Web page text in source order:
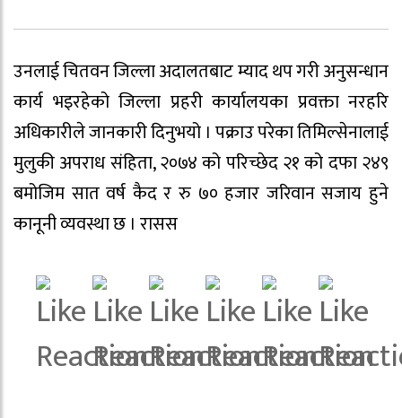
उनलाई चितवन जिल्ला अदालतबाट म्याद थप गरी अनुसन्धान
कार्य भइरहेको जिल्ला प्रहरी कार्यालयका प्रवक्ता नरहरि
अधिकारीले जानकारी दिनुभयो । पक्राउ परेका तिमिल्सेनालाई
मुलुकी अपराध संहिता, २०७४ को परिच्छेद २१ को दफा २४९
बमोजिम सात वर्ष कैद र रु ७० हजार जरिवान सजाय हुने
कानूनी व्यवस्था छ । रासस